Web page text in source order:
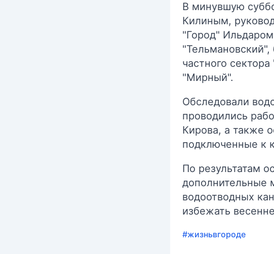
В минувшую
Килиным,
"Город"
частного
"Мирный".
Обследовали
проводились
Кирова, а также
подключенные к
По результатам
дополнительные
водоотводных
избежать
#жизньвгороде